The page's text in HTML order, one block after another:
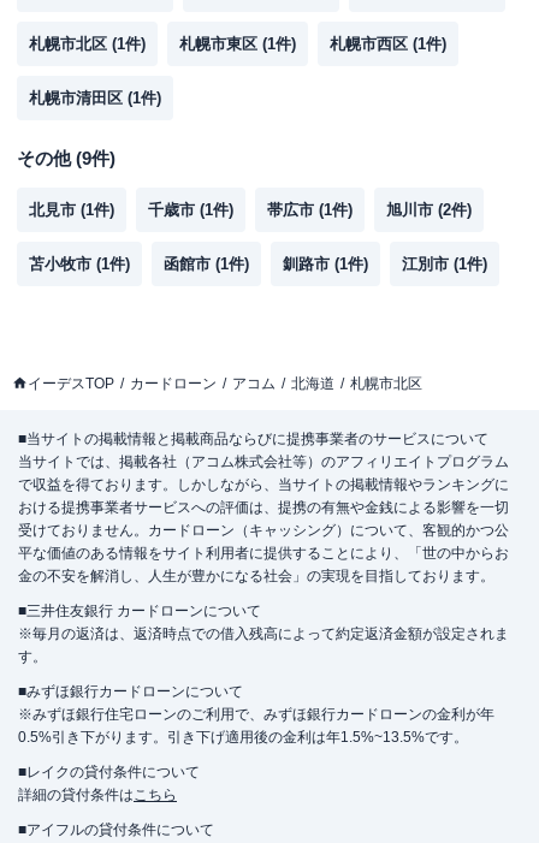
札幌市北区 (1件) 札幌市東区 (1件) 札幌市西区 (1件)
札幌市清田区 (1件)
その他(9件)
北見市 (1件) 千歳市 (1件) 帯広市 (1件) 旭川市 (2件)
苫小牧市 (1件) 函館市 (1件) 釧路市 (1件) 江別市 (1件)
イーデスTOP カードローン アコム 北海道 札幌市北区
■当サイトの掲載情報と掲載商品ならびに提携事業者のサービスについて
当サイトでは、掲載各社（アコム株式会社等）のアフィリエイトプログラム
で収益を得ております。しかしながら、当サイトの掲載情報やランキングに
おける提携事業者サービスへの評価は、提携の有無や金銭による影響を一切
受けておりません。カードローン（キャッシング）について、客観的かつ公
平な価値のある情報をサイト利用者に提供することにより、「世の中からお
金の不安を解消し、人生が豊かになる社会」の実現を目指しております。
■三井住友銀行 カードローンについて
※毎月の返済は、返済時点での借入残高によって約定返済金額が設定されま
す。
■みずほ銀行カードローンについて
※みずほ銀行住宅ローンのご利用で、みずほ銀行カードローンの金利が年
0.5%引き下がります。引き下げ適用後の金利は年1.5%~13.5%です。
■レイクの貸付条件について
詳細の貸付条件はこちら
■アイフルの貸付条件について